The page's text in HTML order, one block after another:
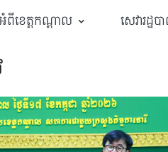
ពីខេត្តកណ្តាល សេវារដ្ឋ